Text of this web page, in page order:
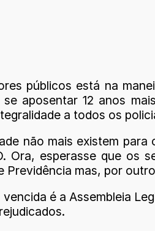
públicos está na
aposentar 12 anos
a todos os
não mais existem
Ora, esperasse que os
mas, por
é a Assembleia